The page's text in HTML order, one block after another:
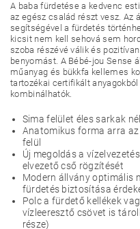
A baba fürdetése a kedvenc
az egész család részt vesz. Az
segítségével a fürdetés
kicsit nem kell sehová sem
szoba részévé válik és
benyomást. A Bébé-jou Sense
műanyag és bükkfa kellemes
tartozékai certifikált
kombinálhatók.
Sima felület éles sarkak
Anatomikus forma arra
felül
Új megoldás a
elvezető cső rögzítését
Modern állvány optimális
fürdetés biztosítása
Polc a fürdető kellékek
vízleeresztő csövet is
része)